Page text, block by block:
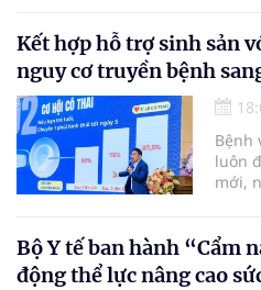
Kết hợp hỗ trợ sinh sản
nguy cơ truyền bệnh
Bệnh
luôn
mới,
thành
sớm
Bộ Y tế ban hành “Cẩm
động thể lực nâng cao